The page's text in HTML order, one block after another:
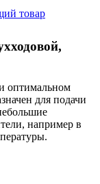
товар
оптимальном
для подачи
например в